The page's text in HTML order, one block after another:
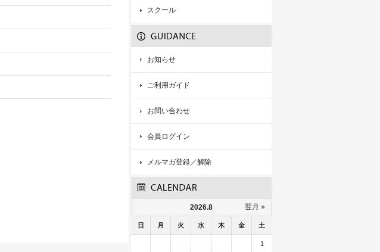
スクール
お知らせ
ご利用ガイド
お問い合わせ
会員ログイン
メルマガ登録／解除
2026.8 翌月 »
日 月 火 水 木 金 土
1